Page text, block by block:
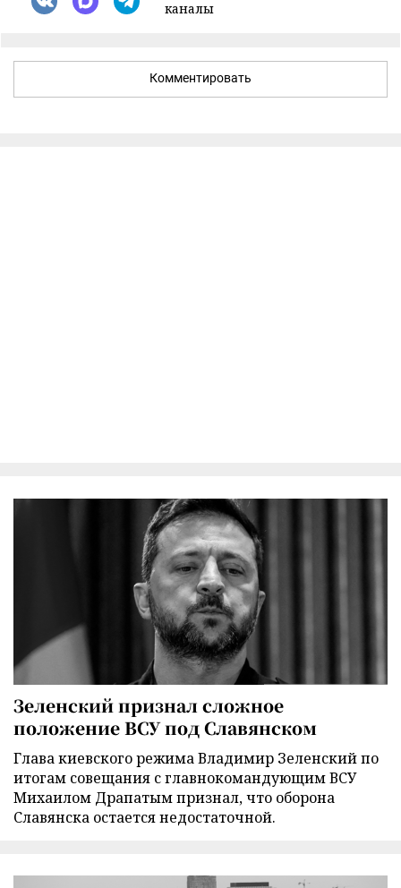
каналы
Комментировать
Зеленский признал сложное
положение ВСУ под Славянском
Глава киевского режима Владимир Зеленский по
итогам совещания с главнокомандующим ВСУ
Михаилом Драпатым признал, что оборона
Славянска остается недостаточной.